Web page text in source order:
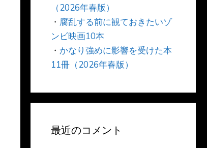
（2026年春版）
・ 腐乱する前に観ておきたいゾ
ンビ映画10本
・ かなり強めに影響を受けた本
11冊（2026年春版）
最近のコメント